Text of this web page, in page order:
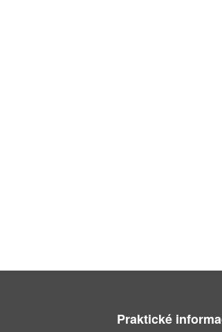
Praktické